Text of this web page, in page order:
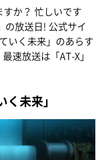
か？ 忙しいです
の放送日! 公式サイ
いく未来」のあらす
速放送は「AT-X」
未来」